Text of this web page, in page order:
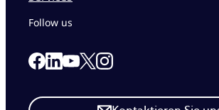
Follow us
Link to our Facebook page
Link to our Linkedin page
Link to our Youtube page
Link to our X page
Link to our Instagram